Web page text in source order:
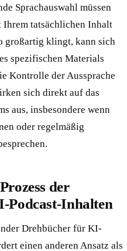
Sprachauswahl müssen
Ihrem tatsächlichen Inhalt
großartig klingt, kann sich
spezifischen Materials
Kontrolle der Aussprache
sich direkt auf das
aus, insbesondere wenn
oder regelmäßig
der
Podcast-Inhalten
Drehbücher für KI-
einen anderen Ansatz als